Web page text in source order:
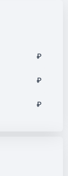
₽
₽
₽